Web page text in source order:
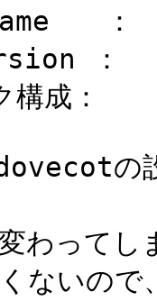
：
：
成：
の
わってし
ないの